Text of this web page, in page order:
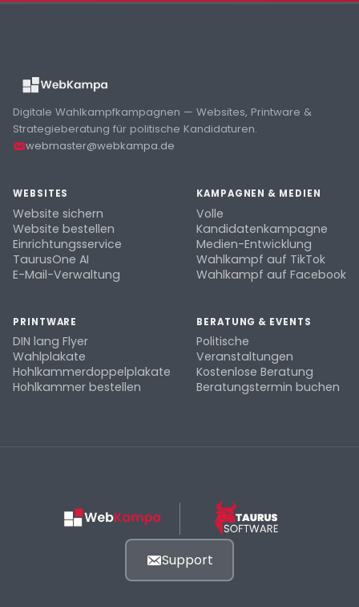
Digitale Wahlkampfkampagnen — Websites, Printware &
Strategieberatung für politische Kandidaturen.
webmaster@webkampa.de
WEBSITES
Website sichern
Website bestellen
Einrichtungsservice
TaurusOne AI
E-Mail-Verwaltung
KAMPAGNEN & MEDIEN
Volle
Kandidatenkampagne
Medien-Entwicklung
Wahlkampf auf TikTok
Wahlkampf auf Facebook
PRINTWARE
DIN lang Flyer
Wahlplakate
Hohlkammerdoppelplakate
Hohlkammer bestellen
BERATUNG & EVENTS
Politische
Veranstaltungen
Kostenlose Beratung
Beratungstermin buchen
Support